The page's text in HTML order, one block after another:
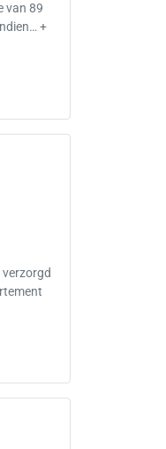
van 89
+